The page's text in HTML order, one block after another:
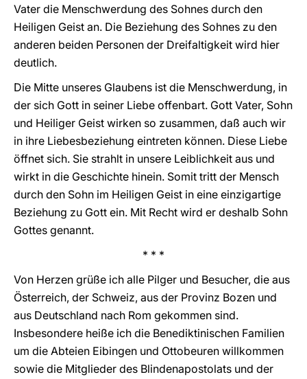
Vater die Menschwerdung des Sohnes durch den
Heiligen Geist an. Die Beziehung des Sohnes zu den
anderen beiden Personen der Dreifaltigkeit wird hier
deutlich.
Die Mitte unseres Glaubens ist die Menschwerdung, in
der sich Gott in seiner Liebe offenbart. Gott Vater, Sohn
und Heiliger Geist wirken so zusammen, daß auch wir
in ihre Liebesbeziehung eintreten können. Diese Liebe
öffnet sich. Sie strahlt in unsere Leiblichkeit aus und
wirkt in die Geschichte hinein. Somit tritt der Mensch
durch den Sohn im Heiligen Geist in eine einzigartige
Beziehung zu Gott ein. Mit Recht wird er deshalb Sohn
Gottes genannt.
* * *
Von Herzen grüße ich alle Pilger und Besucher, die aus
Österreich, der Schweiz, aus der Provinz Bozen und
aus Deutschland nach Rom gekommen sind.
Insbesondere heiße ich die Benediktinischen Familien
um die Abteien Eibingen und Ottobeuren willkommen
sowie die Mitglieder des Blindenapostolats und der